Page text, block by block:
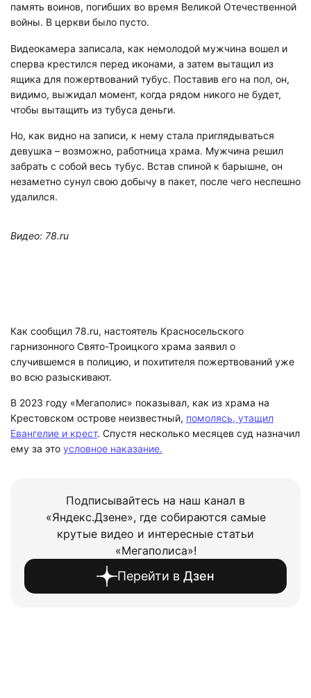
память воинов, погибших во время Великой Отечественной
войны. В церкви было пусто.
Видеокамера записала, как немолодой мужчина вошел и
сперва крестился перед иконами, а затем вытащил из
ящика для пожертвований тубус. Поставив его на пол, он,
видимо, выжидал момент, когда рядом никого не будет,
чтобы вытащить из тубуса деньги.
Но, как видно на записи, к нему стала приглядываться
девушка – возможно, работница храма. Мужчина решил
забрать с собой весь тубус. Встав спиной к барышне, он
незаметно сунул свою добычу в пакет, после чего неспешно
удалился.
Видео: 78.ru
Как сообщил 78.ru, настоятель Красносельского
гарнизонного Свято-Троицкого храма заявил о
случившемся в полицию, и похитителя пожертвований уже
во всю разыскивают.
В 2023 году «Мегаполис» показывал, как из храма на
Крестовском острове неизвестный, помолясь, утащил
Евангелие и крест. Спустя несколько месяцев суд назначил
ему за это условное наказание.
Подписывайтесь на наш канал в
«Яндекс.Дзене», где собираются самые
крутые видео и интересные статьи
«Мегаполиса»!
Перейти в Дзен